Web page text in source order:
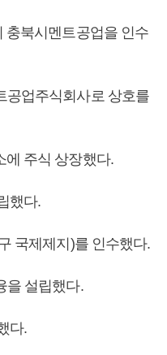
충북시멘트공업을 인수
공업주식회사로 상호를
에 주식 상장했다.
했다.
국제제지)를 인수했다.
을 설립했다.
다.